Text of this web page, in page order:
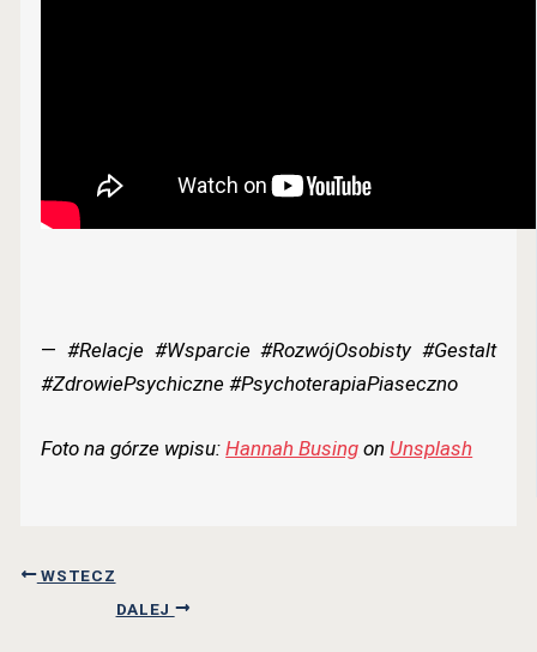
— #Relacje #Wsparcie #RozwójOsobisty #Gestalt
#ZdrowiePsychiczne #PsychoterapiaPiaseczno
Foto na górze wpisu:Hannah Busing on Unsplash
WSTECZ
DALEJ